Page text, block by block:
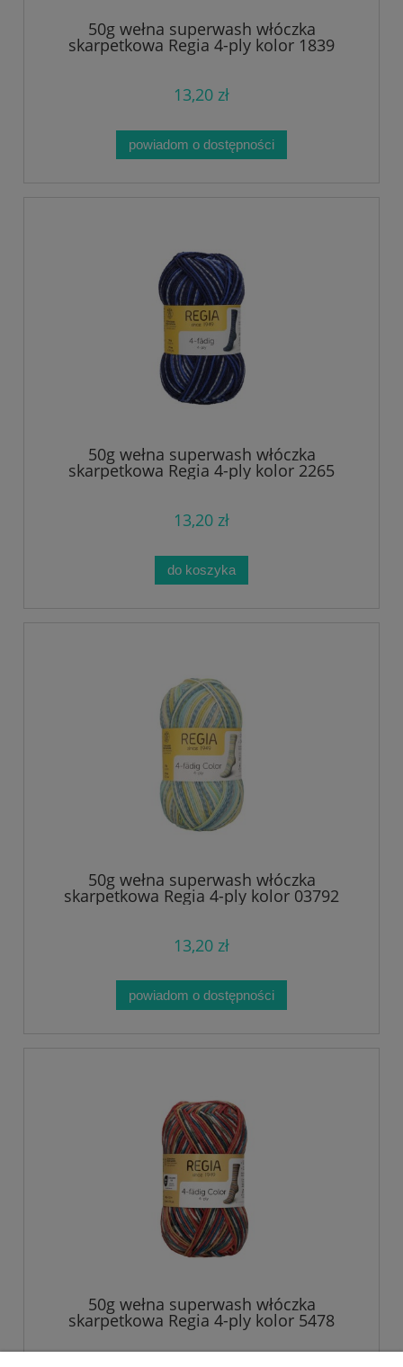
50g wełna superwash włóczka
skarpetkowa Regia 4-ply kolor 1839
13,20 zł
powiadom o dostępności
50g wełna superwash włóczka
skarpetkowa Regia 4-ply kolor 2265
13,20 zł
do koszyka
50g wełna superwash włóczka
skarpetkowa Regia 4-ply kolor 03792
13,20 zł
powiadom o dostępności
50g wełna superwash włóczka
skarpetkowa Regia 4-ply kolor 5478